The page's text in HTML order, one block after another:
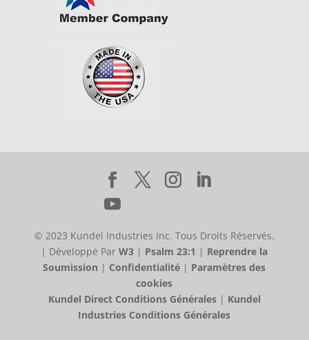
© 2023 Kundel Industries Inc. Tous Droits Réservés.
| Développé ParW3 | Psalm 23:1 | Reprendre la
Soumission | Confidentialité | Paramètres des
cookies
Kundel Direct Conditions Générales| Kundel
Industries Conditions Générales